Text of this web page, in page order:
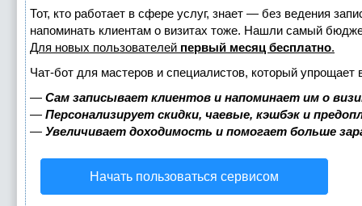
Тот, кто работает в сфере услуг, знает — без ведения
напоминать клиентам о визитах тоже. Нашли самый
Для новых пользователей первый месяц бесплатно.
Чат-бот для мастеров и специалистов, который упрощает
— Сам записывает клиентов и напоминает им о
— Персонализирует скидки, чаевые, кэшбэк и
— Увеличивает доходимость и помогает больше
Начать пользоваться сервисом